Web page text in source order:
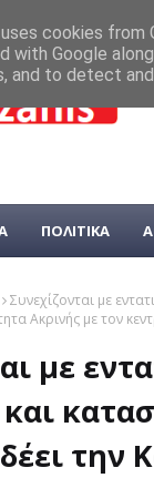
ΠΟΛΙΤΙΚΑ
Συνεχίζονται με
Ακρινής με τον
με
την
cookies from
with Google
and to detect and